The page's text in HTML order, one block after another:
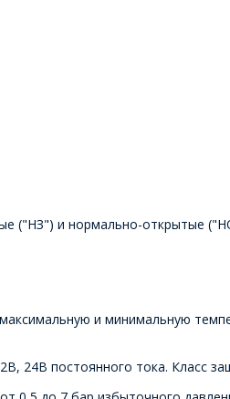
("НЗ") и нормально-открытые
и минимальную
24В постоянного тока. Класс